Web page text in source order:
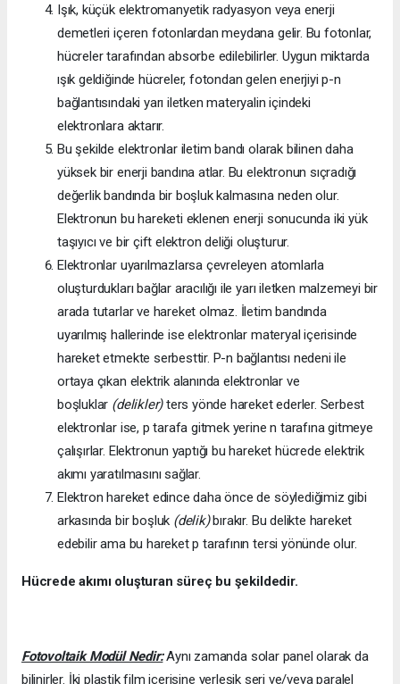
Işık, küçük elektromanyetik radyasyon veya enerji
demetleri içeren fotonlardan meydana gelir. Bu fotonlar,
hücreler tarafından absorbe edilebilirler. Uygun miktarda
ışık geldiğinde hücreler, fotondan gelen enerjiyi p-n
bağlantısındaki yarı iletken materyalin içindeki
elektronlara aktarır.
Bu şekilde elektronlar iletim bandı olarak bilinen daha
yüksek bir enerji bandına atlar. Bu elektronun sıçradığı
değerlik bandında bir boşluk kalmasına neden olur.
Elektronun bu hareketi eklenen enerji sonucunda iki yük
taşıyıcı ve bir çift elektron deliği oluşturur.
Elektronlar uyarılmazlarsa çevreleyen atomlarla
oluşturdukları bağlar aracılığı ile yarı iletken malzemeyi bir
arada tutarlar ve hareket olmaz. İletim bandında
uyarılmış hallerinde ise elektronlar materyal içerisinde
hareket etmekte serbesttir. P-n bağlantısı nedeni ile
ortaya çıkan elektrik alanında elektronlar ve
boşluklar (delikler)ters yönde hareket ederler. Serbest
elektronlar ise, p tarafa gitmek yerine n tarafına gitmeye
çalışırlar. Elektronun yaptığı bu hareket hücrede elektrik
akımı yaratılmasını sağlar.
Elektron hareket edince daha önce de söylediğimiz gibi
arkasında bir boşluk (delik)bırakır. Bu delikte hareket
edebilir ama bu hareket p tarafının tersi yönünde olur.
Hücrede akımı oluşturan süreç bu şekildedir.
Fotovoltaik Modül Nedir:Aynı zamanda solar panel olarak da
bilinirler. İki plastik film içerisine yerleşik seri ve/veya paralel